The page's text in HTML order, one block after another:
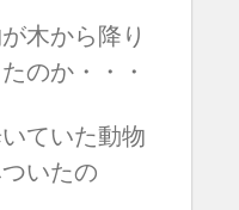
木から降り
のか・・・
ていた動物
いたの